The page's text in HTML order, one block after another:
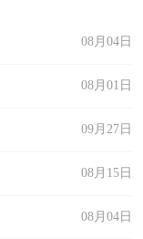
08月04日
08月01日
09月27日
08月15日
08月04日